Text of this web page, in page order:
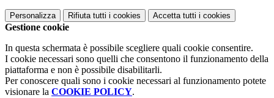
Personalizza Rifiuta tutti i cookies Accetta tutti i cookies
Gestione cookie
In questa schermata è possibile scegliere quali cookie consentire.
I cookie necessari sono quelli che consentono il funzionamento della
piattaforma e non è possibile disabilitarli.
Per conoscere quali sono i cookie necessari al funzionamento potete
visionare la COOKIE POLICY.